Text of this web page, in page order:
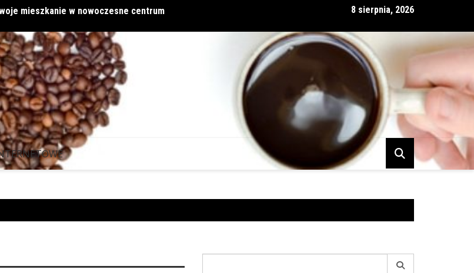
mieszkanie w nowoczesne centrum
Miłość i partnerstwo nie zawsze idą w parze8 sierpnia, 2026